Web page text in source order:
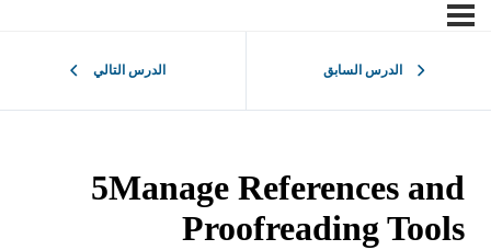
الدرس السابق الدرس التالي
5Manage References and
Proofreading Tools